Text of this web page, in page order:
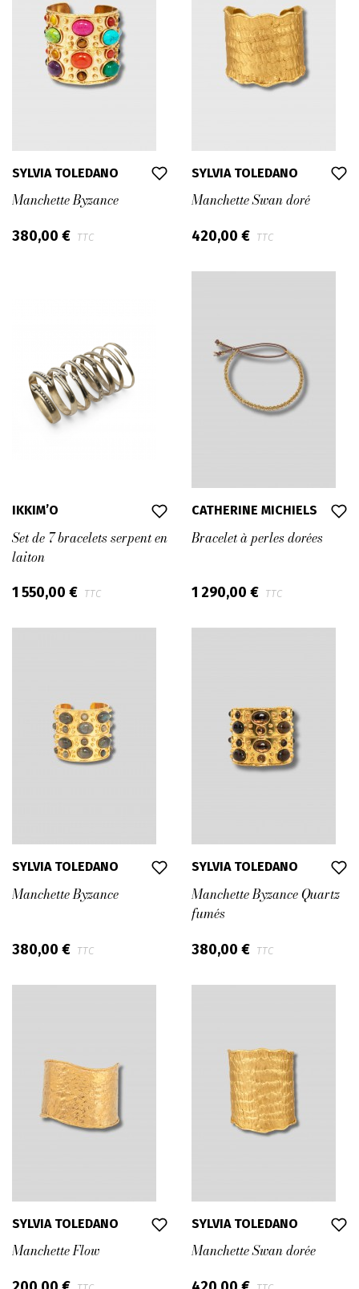
SYLVIA TOLEDANO
Manchette Byzance
380,00 € TTC
SYLVIA TOLEDANO
Manchette Swan doré
420,00 € TTC
IKKIM’O
Set de 7 bracelets serpent en
laiton
1 550,00 € TTC
CATHERINE MICHIELS
Bracelet à perles dorées
1 290,00 € TTC
SYLVIA TOLEDANO
Manchette Byzance
380,00 € TTC
SYLVIA TOLEDANO
Manchette Byzance Quartz
fumés
380,00 € TTC
SYLVIA TOLEDANO
Manchette Flow
SYLVIA TOLEDANO
Manchette Swan dorée